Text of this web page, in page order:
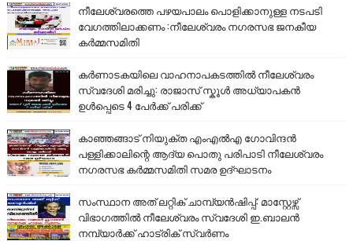
നീലേശ്വരത്തെ പഴയപാലം പൊളിക്കാനുള്ള നടപടി
വേഗത്തിലാക്കണം :നീലേശ്വരം നഗരസഭ ജനകീയ
കർമ്മസമിതി
കർണാടകയിലെ വാഹനാപകടത്തിൽ നീലേശ്വരം
സ്വദേശി മരിച്ചു: രാജാസ് സ്കൂൾ അധ്യാപകൻ
ഉൾപ്പെടെ 4 പേർക്ക് പരിക്ക്
കാഞ്ഞങ്ങാട് നിയുക്ത എംഎൽഎ ഗോവിന്ദൻ
പള്ളിക്കാലിന്റെ ആദ്യ പൊതു പരിപാടി നീലേശ്വരം
നഗരസഭ കർമ്മസമിതി സമര ഉദ്ഘാടനം
സംസ്ഥാന അത് ലറ്റിക് ചാമ്പ്യൻഷിപ്പ്: മാസ്റ്റേഴ്സ്
വിഭാഗത്തിൽ നീലേശ്വരം സ്വദേശി ഇ.ബാലൻ
നമ്പ്യാർക്ക് ഹാട്രിക് സ്വർണം